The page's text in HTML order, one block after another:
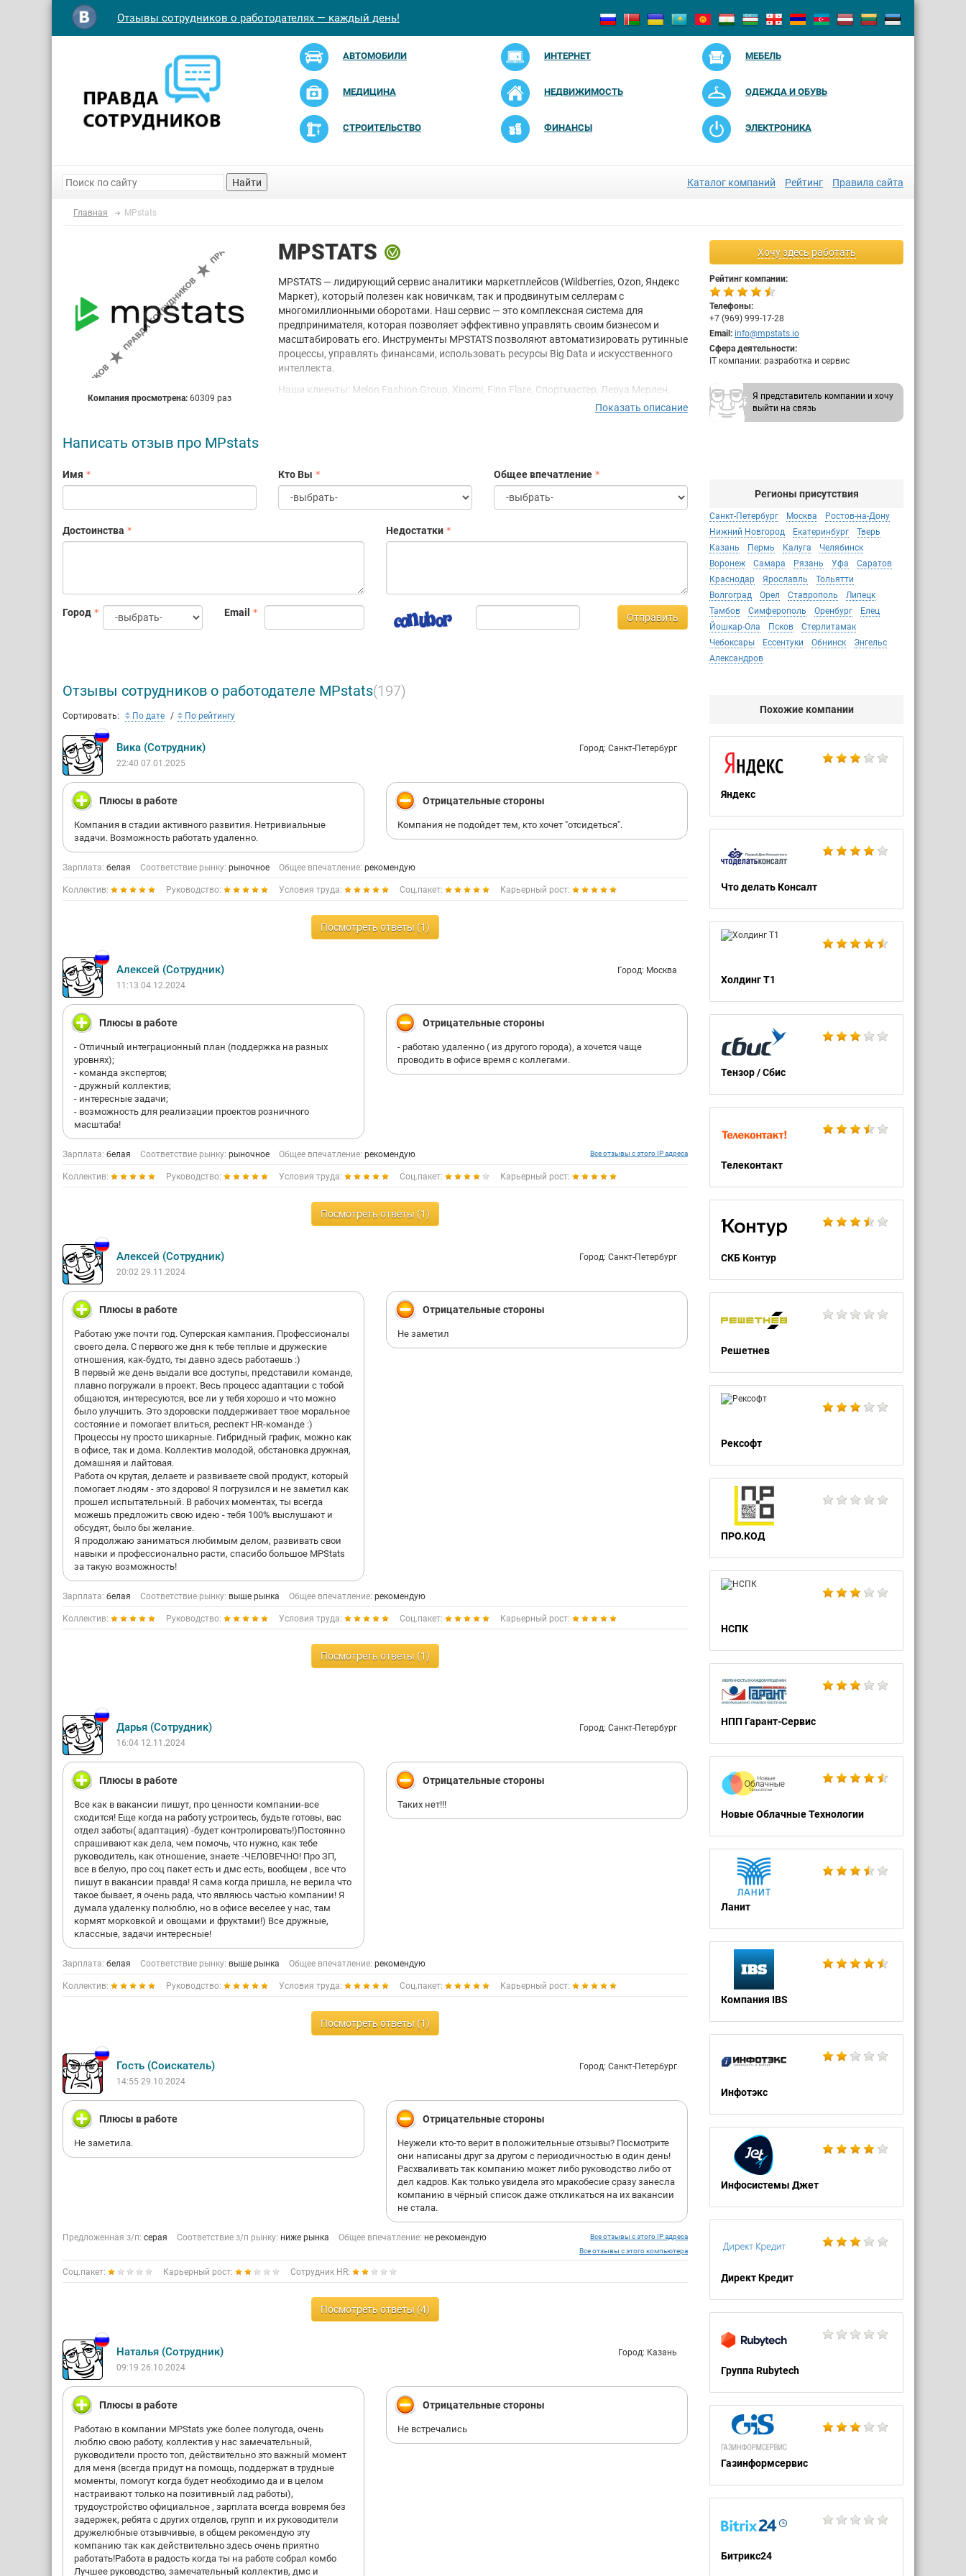
Отзывы сотрудников о работодателях — каждый день!
АВТОМОБИЛИ ИНТЕРНЕТ МЕБЕЛЬ
МЕДИЦИНА НЕДВИЖИМОСТЬ ОДЕЖДА И ОБУВЬ
СТРОИТЕЛЬСТВО ФИНАНСЫ ЭЛЕКТРОНИКА
Найти Каталог компаний Рейтинг Правила сайта
Главная MPstats
Хочу здесь работать
Рейтинг компании:
Телефоны:
+7 (969) 999-17-28
Email: info@mpstats.io
Сфера деятельности:
IT компании: разработка и сервис
Я представитель компании и хочу
выйти на связь
Регионы присутствия
Санкт-Петербург Москва
Ростов-на-Дону
Нижний Новгород
Екатеринбург
Тверь
Казань
Пермь Калуга
Челябинск
Воронеж
Самара Рязань Уфа
Саратов
Краснодар
Ярославль
Тольятти
Волгоград
Орел Ставрополь
Липецк
Тамбов
Симферополь Оренбург
Елец
Йошкар-Ола
Псков
Стерлитамак
Чебоксары
Ессентуки Обнинск
Энгельс
Александров
Похожие компании
Яндекс
Что делать Консалт
Холдинг Т1
Тензор / Сбис
Телеконтакт
СКБ Контур
Решетнев
Рексофт
ПРО.КОД
НСПК
НПП Гарант-Сервис
Новые Облачные Технологии
Ланит
Компания IBS
Инфотэкс
Инфосистемы Джет
Директ Кредит
Группа Rubytech
Газинформсервис
Битрикс24
Компания просмотрена: 60309 раз
MPSTATS
MPSTATS — лидирующий сервис аналитики маркетплейсов (Wildberries, Ozon, Яндекс
Маркет), который полезен как новичкам, так и продвинутым селлерам с
многомиллионными оборотами. Наш сервис — это комплексная система для
предпринимателя, которая позволяет эффективно управлять своим бизнесом и
масштабировать его. Инструменты MPSTATS позволяют автоматизировать рутинные
процессы, управлять финансами, использовать ресурсы Big Data и искусственного
интеллекта.
Наши клиенты: Melon Fashion Group, Xiaomi, Finn Flare, Спортмастер, Леруа Мерлен,
официально авторизованный сервис Wildberries
добавлены в реестр отечественного ПО
самое главное — команда крутых ребят с горящими глазами, влюбленные в то,
Каждый день мы работаем над созданием лучшего продукта для пользователей и
Показать описание
Написать отзыв про MPstats
Имя Кто Вы Общее впечатление
Достоинства Недостатки
Город Email Отправить
Отзывы сотрудников о работодателе MPstats(197)
Сортировать: По дате По рейтингу
Вика (Сотрудник)
Город: Санкт-Петербург
22:40 07.01.2025
Плюсы в работе
Компания в стадии активного развития. Нетривиальные
задачи. Возможность работать удаленно.
Отрицательные стороны
Компания не подойдет тем, кто хочет "отсидеться".
Зарплата: белая Соответствие рынку: рыночное Общее впечатление: рекомендую
Коллектив: Руководство: Условия труда: Соц.пакет: Карьерный рост:
Посмотреть ответы (1)
Алексей (Сотрудник)
Город: Москва
11:13 04.12.2024
Плюсы в работе
- Отличный интеграционный план (поддержка на разных
уровнях);
- команда экспертов;
- дружный коллектив;
- интересные задачи;
- возможность для реализации проектов розничного
масштаба!
Отрицательные стороны
- работаю удаленно ( из другого города), а хочется чаще
проводить в офисе время с коллегами.
Зарплата: белая Соответствие рынку: рыночное Общее впечатление: рекомендую Все отзывы с этого IP адреса
Коллектив: Руководство: Условия труда: Соц.пакет: Карьерный рост:
Посмотреть ответы (1)
Алексей (Сотрудник)
Город: Санкт-Петербург
20:02 29.11.2024
Плюсы в работе
Работаю уже почти год. Суперская кампания. Профессионалы
своего дела. С первого же дня к тебе теплые и дружеские
отношения, как-будто, ты давно здесь работаешь :)
В первый же день выдали все доступы, представили команде,
плавно погружали в проект. Весь процесс адаптации с тобой
общаются, интересуются, все ли у тебя хорошо и что можно
было улучшить. Это здоровски поддерживает твое моральное
состояние и помогает влиться, респект HR-команде :)
Процессы ну просто шикарные. Гибридный график, можно как
в офисе, так и дома. Коллектив молодой, обстановка дружная,
домашняя и лайтовая.
Работа оч крутая, делаете и развиваете свой продукт, который
помогает людям - это здорово! Я погрузился и не заметил как
прошел испытательный. В рабочих моментах, ты всегда
можешь предложить свою идею - тебя 100% выслушают и
обсудят, было бы желание.
Я продолжаю заниматься любимым делом, развивать свои
навыки и профессионально расти, cпасибо большое MPStats
за такую возможность!
Отрицательные стороны
Не заметил
Зарплата: белая Соответствие рынку: выше рынка Общее впечатление: рекомендую
Коллектив: Руководство: Условия труда: Соц.пакет: Карьерный рост:
Посмотреть ответы (1)
Дарья (Сотрудник)
Город: Санкт-Петербург
16:04 12.11.2024
Плюсы в работе
Все как в вакансии пишут, про ценности компании-все
сходится! Еще когда на работу устроитесь, будьте готовы, вас
отдел заботы( адаптация) -будет контролировать!)Постоянно
спрашивают как дела, чем помочь, что нужно, как тебе
руководитель, как отношение, знаете -ЧЕЛОВЕЧНО! Про ЗП,
все в белую, про соц пакет есть и дмс есть, вообщем , все что
пишут в вакансии правда! Я сама когда пришла, не верила что
такое бывает, я очень рада, что являюсь частью компании! Я
думала удаленку полюблю, но в офисе веселее у нас, там
кормят морковкой и овощами и фруктами!) Все дружные,
классные, задачи интересные!
Отрицательные стороны
Таких нет!!!
Зарплата: белая Соответствие рынку: выше рынка Общее впечатление: рекомендую
Коллектив: Руководство: Условия труда: Соц.пакет: Карьерный рост:
Посмотреть ответы (1)
Гость (Соискатель)
Город: Санкт-Петербург
14:55 29.10.2024
Плюсы в работе
Не заметила.
Отрицательные стороны
Неужели кто-то верит в положительные отзывы? Посмотрите
они написаны друг за другом с периодичностью в один день!
Расхваливать так компанию может либо руководство либо от
дел кадров. Как только увидела это мракобесие сразу занесла
компанию в чёрный список даже откликаться на их вакансии
не стала.
Предложенная з/п: серая Соответствие з/п рынку: ниже рынка Общее впечатление: не рекомендую
Все отзывы с этого IP адреса
Все отзывы с этого компьютера
Соц.пакет: Карьерный рост: Сотрудник HR:
Посмотреть ответы (4)
Наталья (Сотрудник)
Город: Казань
09:19 26.10.2024
Плюсы в работе
Работаю в компании MPStats уже более полугода, очень
люблю свою работу, коллектив у нас замечательный,
руководители просто топ, действительно это важный момент
для меня (всегда придут на помощь, поддержат в трудные
моменты, помогут когда будет необходимо да и в целом
настраивают только на позитивный лад работы),
трудоустройство официальное , зарплата всегда вовремя без
задержек, ребята с других отделов, групп и их руководители
дружелюбные отзывчивые, в общем рекомендую эту
компанию так как действительно здесь очень приятно
работать!Работа в радость когда ты на работе собрал комбо
Лучшее руководство, замечательный коллектив, дмс и
Отрицательные стороны
Не встречались